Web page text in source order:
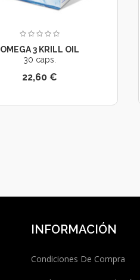
OMEGA 3 KRILL OIL
30 caps.
22,60 €
INFORMACIÓN
Condiciones De Compra